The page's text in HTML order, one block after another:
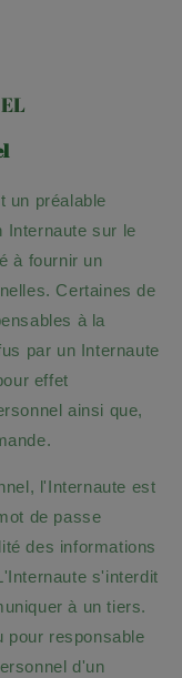
un préalable
Internaute sur le
à fournir un
Certaines de
à la
par un Internaute
effet
ainsi que,
l'Internaute est
de passe
des informations
s'interdit
à un tiers.
pour responsable
d'un